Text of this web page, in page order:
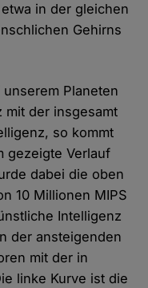
in der gleichen
Gehirns
Planeten
mit der insgesamt
so kommt
gezeigte Verlauf
dabei die oben
10 Millionen MIPS
Intelligenz
der ansteigenden
mit der in
linke Kurve ist die